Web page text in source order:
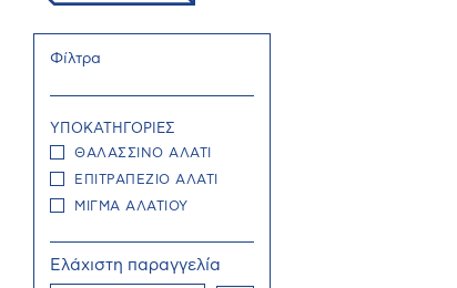
Φίλτρα
ΥΠΟΚΑΤΗΓΟΡΙΕΣ
ΘΑΛΑΣΣΙΝΟ ΑΛΑΤΙ
ΕΠΙΤΡΑΠΕΖΙΟ ΑΛΑΤΙ
ΜΙΓΜΑ ΑΛΑΤΙΟΥ
Ελάχιστη παραγγελία